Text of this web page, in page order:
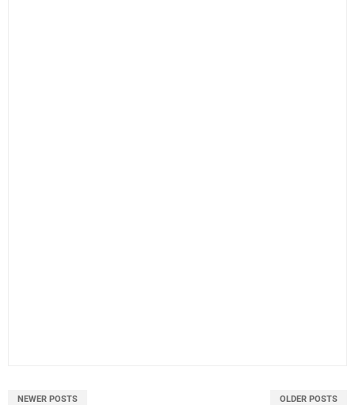
NEWER POSTS OLDER POSTS